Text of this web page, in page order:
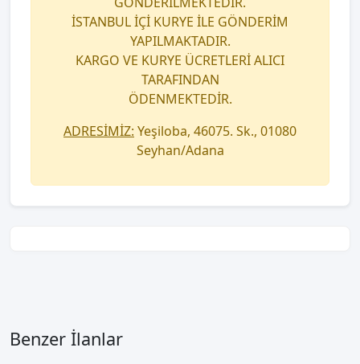
İSTANBUL İÇİ KURYE İLE GÖNDERİM
YAPILMAKTADIR.
KARGO VE KURYE ÜCRETLERİ ALICI
TARAFINDAN
ÖDENMEKTEDİR.
ADRESİMİZ: Yeşiloba, 46075. Sk., 01080
Seyhan/Adana
Benzer İlanlar